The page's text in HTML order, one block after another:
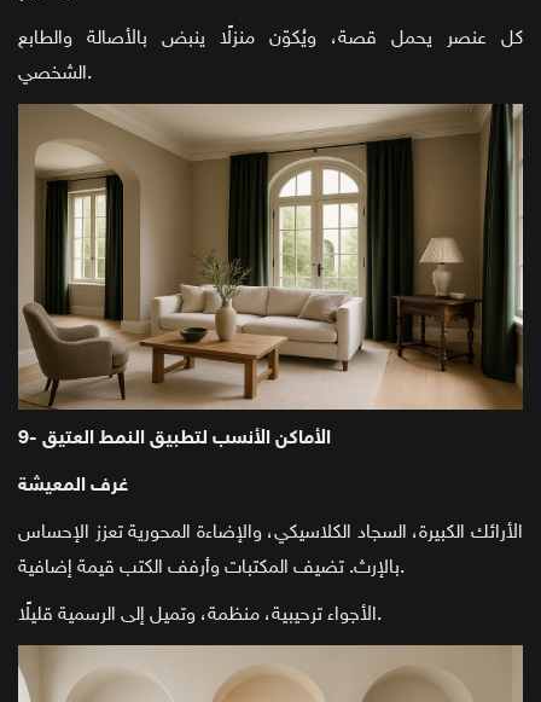
كل عنصر يحمل قصة، ويُكوّن منزلًا ينبض بالأصالة والطابع
الشخصي.
9- الأماكن الأنسب لتطبيق النمط العتيق
غرف المعيشة
الأرائك الكبيرة، السجاد الكلاسيكي، والإضاءة المحورية تعزز الإحساس
بالإرث. تضيف المكتبات وأرفف الكتب قيمة إضافية.
الأجواء ترحيبية، منظمة، وتميل إلى الرسمية قليلًا.